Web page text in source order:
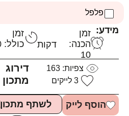
פלפל
מידע: זמן
הכנה:
10
דקות
זמן
כולל: 30
צפיות:163
3 לייקים
דירוג
מתכון
הוסף לייק לשתף מתכון